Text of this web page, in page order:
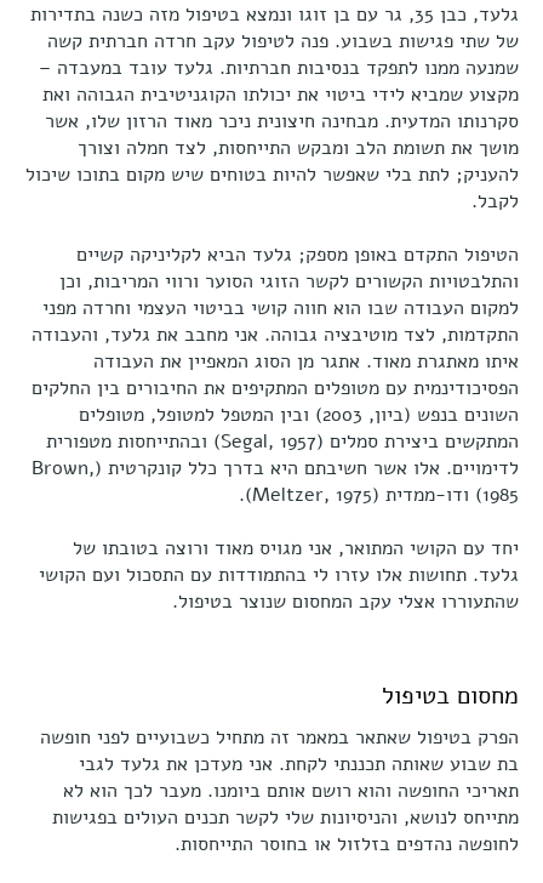
גלעד, כבן 35, גר עם בן זוגו ונמצא בטיפול מזה כשנה בתדירות
של שתי פגישות בשבוע. פנה לטיפול עקב חרדה חברתית קשה
שמנעה ממנו לתפקד בנסיבות חברתיות. גלעד עובד במעבדה –
מקצוע שמביא לידי ביטוי את יכולתו הקוגניטיבית הגבוהה ואת
סקרנותו המדעית. מבחינה חיצונית ניכר מאוד הרזון שלו, אשר
מושך את תשומת הלב ומבקש התייחסות, לצד חמלה וצורך
להעניק; לתת בלי שאפשר להיות בטוחים שיש מקום בתוכו שיכול
לקבל.
הטיפול התקדם באופן מספק; גלעד הביא לקליניקה קשיים
והתלבטויות הקשורים לקשר הזוגי הסוער ורווי המריבות, וכן
למקום העבודה שבו הוא חווה קושי בביטוי העצמי וחרדה מפני
התקדמות, לצד מוטיבציה גבוהה. אני מחבב את גלעד, והעבודה
איתו מאתגרת מאוד. אתגר מן הסוג המאפיין את העבודה
הפסיכודינמית עם מטופלים המתקיפים את החיבורים בין החלקים
השונים בנפש (ביון, 2003) ובין המטפל למטופל, מטופלים
המתקשים ביצירת סמלים (Segal, 1957) ובהתייחסות מטפורית
לדימויים. אלו אשר חשיבתם היא בדרך כלל קונקרטית (Brown,
1985) ודו-ממדית (Meltzer, 1975).
יחד עם הקושי המתואר, אני מגויס מאוד ורוצה בטובתו של
גלעד. תחושות אלו עזרו לי בהתמודדות עם התסכול ועם הקושי
שהתעוררו אצלי עקב המחסום שנוצר בטיפול.
מחסום בטיפול
הפרק בטיפול שאתאר במאמר זה מתחיל כשבועיים לפני חופשה
בת שבוע שאותה תכננתי לקחת. אני מעדכן את גלעד לגבי
תאריכי החופשה והוא רושם אותם ביומנו. מעבר לכך הוא לא
מתייחס לנושא, והניסיונות שלי לקשר תכנים העולים בפגישות
לחופשה נהדפים בזלזול או בחוסר התייחסות.